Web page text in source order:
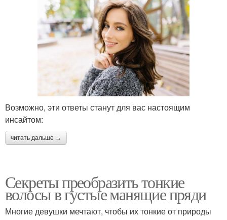
Возможно, эти ответы станут для вас настоящим
инсайтом:
читать дальше →
Секреты преобразить тонкие
волосы в густые манящие пряди
Многие девушки мечтают, чтобы их тонкие от природы